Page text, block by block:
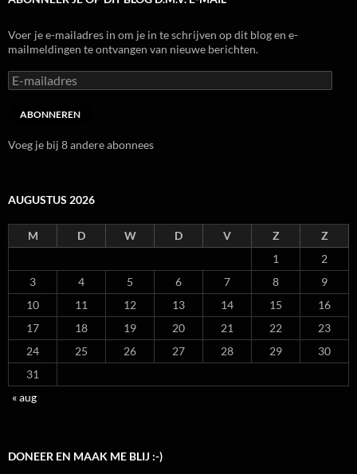
Voer je e-mailadres in om je in te schrijven op dit blog en e-
mailmeldingen te ontvangen van nieuwe berichten.
E-
mailadres
ABONNEREN
Voeg je bij 8 andere abonnees
AUGUSTUS 2026
M D W D V Z
Z
1
2
3
4 5 6 7 8
9
10
11 12 13 14 15
16
17
18 19 20 21 22
23
24
25 26 27 28 29
30
31
« aug
DONEER EN MAAK ME BLIJ :-)